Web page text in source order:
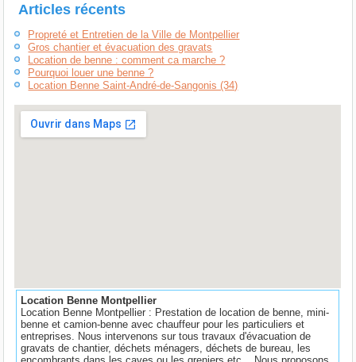
Articles récents
Propreté et Entretien de la Ville de Montpellier
Gros chantier et évacuation des gravats
Location de benne : comment ca marche ?
Pourquoi louer une benne ?
Location Benne Saint-André-de-Sangonis (34)
Location Benne Montpellier
Location Benne Montpellier : Prestation de location de benne, mini-
benne et camion-benne avec chauffeur pour les particuliers et
entreprises. Nous intervenons sur tous travaux d'évacuation de
gravats de chantier, déchets ménagers, déchets de bureau, les